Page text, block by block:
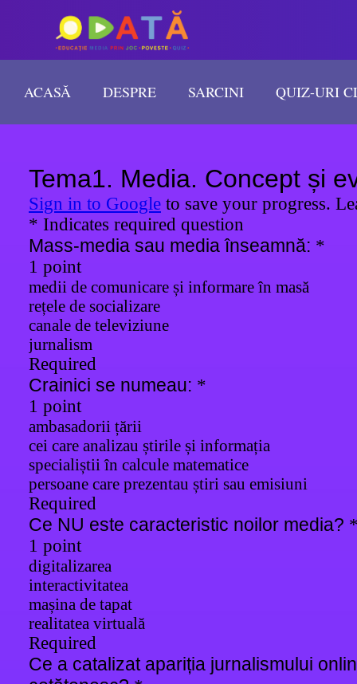
ACASĂ DESPRE SARCINI QUIZ-URI